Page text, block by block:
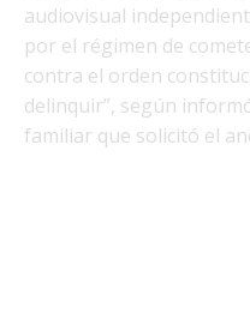
audiovisual
por el régimen de
contra el orden
delinquir”, según
familiar que solicitó el